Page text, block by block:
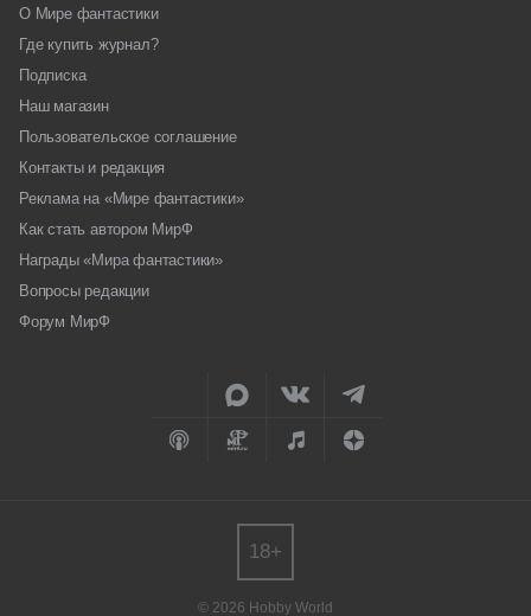
О Мире фантастики
Где купить журнал?
Подписка
Наш магазин
Пользовательское соглашение
Контакты и редакция
Реклама на «Мире фантастики»
Как стать автором МирФ
Награды «Мира фантастики»
Вопросы редакции
Форум МирФ
© 2026 Hobby World
18+